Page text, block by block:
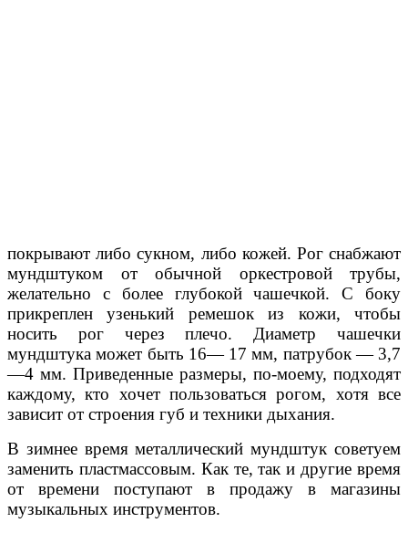
покрывают либо сукном, либо кожей. Рог снабжают
мундштуком от обычной оркестровой трубы,
желательно с более глубокой чашечкой. С боку
прикреплен узенький ремешок из кожи, чтобы
носить рог через плечо. Диаметр чашечки
мундштука может быть 16— 17 мм, патрубок — 3,7
—4 мм. Приведенные размеры, по-моему, подходят
каждому, кто хочет пользоваться рогом, хотя все
зависит от строения губ и техники дыхания.
В зимнее время металлический мундштук советуем
заменить пластмассовым. Как те, так и другие время
от времени поступают в продажу в магазины
музыкальных инструментов.